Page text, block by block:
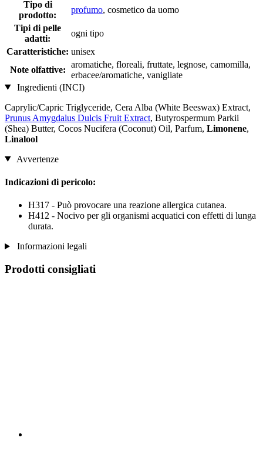
Tipo di
prodotto:
profumo, cosmetico da uomo
Tipi di pelle
adatti:
ogni tipo
Caratteristiche: unisex
Note olfattive:
aromatiche, floreali, fruttate, legnose, camomilla,
erbacee/aromatiche, vanigliate
Ingredienti (INCI)
Caprylic/Capric Triglyceride, Cera Alba (White Beeswax) Extract,
Prunus Amygdalus Dulcis Fruit Extract, Butyrospermum Parkii
(Shea) Butter, Cocos Nucifera (Coconut) Oil, Parfum, Limonene,
Linalool
Avvertenze
Indicazioni di pericolo:
H317 - Può provocare una reazione allergica cutanea.
H412 - Nocivo per gli organismi acquatici con effetti di lunga
durata.
Informazioni legali
Prodotti consigliati